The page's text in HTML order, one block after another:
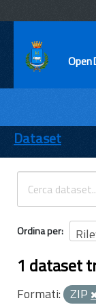
ENTI
TEMI
INFORMAZIONI
Dataset
Ordina per
1 dataset
Formati: ZIP